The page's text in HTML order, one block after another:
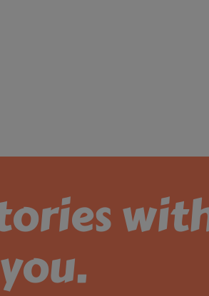
you.